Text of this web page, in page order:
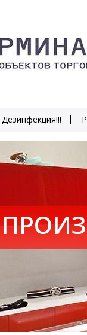
Дезинфекция!!!